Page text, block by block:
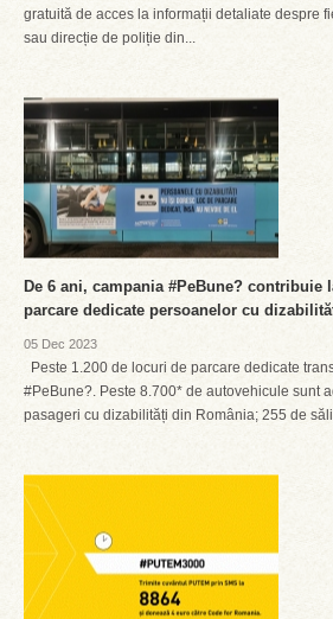
gratuită de acces la informații detaliate despre
sau direcție de poliție din...
De 6 ani, campania #PeBune?
parcare dedicate persoanelor cu
05 Dec 2023
Peste 1.200 de locuri de parcare dedicate
#PeBune?. Peste 8.700* de autovehicule sunt
pasageri cu dizabilități din România; 255 de